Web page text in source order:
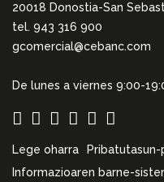
20018 Donostia-San
tel. 943 316 900
gcomercial@cebanc.com
De lunes a viernes 9:00-
Lege oharra
Informazioaren barne-